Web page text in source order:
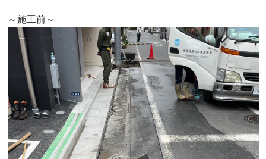
～施工前～